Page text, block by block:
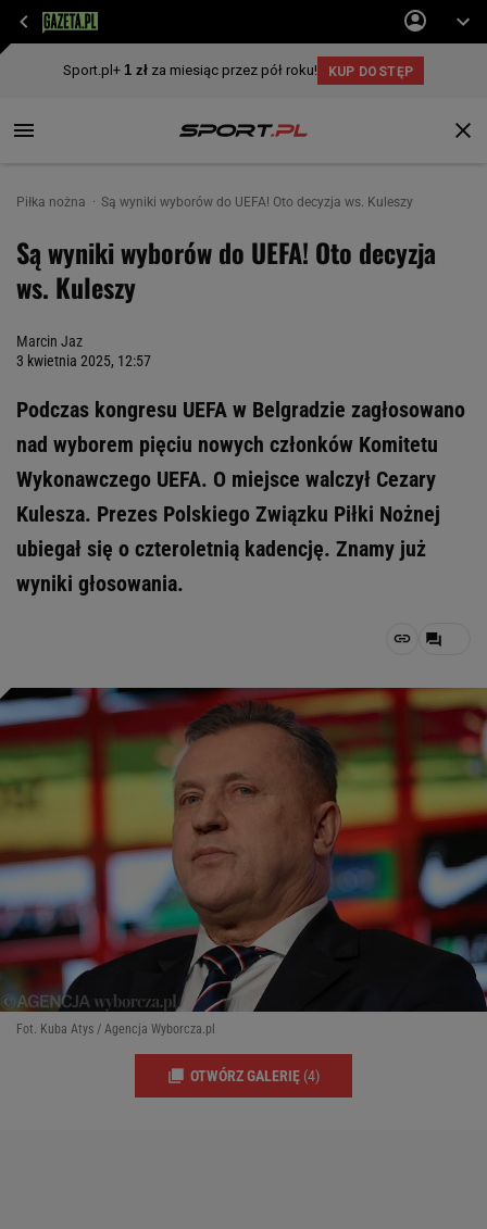
Piłka nożna Są wyniki wyborów do UEFA! Oto decyzja ws. Kuleszy
Są wyniki wyborów do UEFA! Oto decyzja
ws. Kuleszy
Marcin Jaz
3 kwietnia 2025, 12:57
Podczas kongresu UEFA w Belgradzie zagłosowano
nad wyborem pięciu nowych członków Komitetu
Wykonawczego UEFA. O miejsce walczył Cezary
Kulesza. Prezes Polskiego Związku Piłki Nożnej
ubiegał się o czteroletnią kadencję. Znamy już
wyniki głosowania.
Fot. Kuba Atys / Agencja Wyborcza.pl
OTWÓRZ GALERIĘ (4)